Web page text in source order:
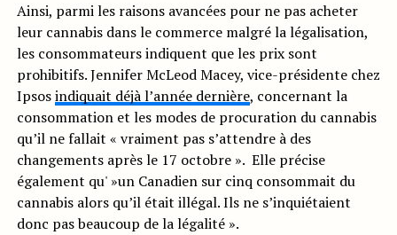
Ainsi, parmi les raisons avancées pour ne pas acheter
leur cannabis dans le commerce malgré la légalisation,
les consommateurs indiquent que les prix sont
prohibitifs. Jennifer McLeod Macey, vice-présidente chez
Ipsosindiquait déjà l’année dernière, concernant la
consommation et les modes de procuration du cannabis
qu’il ne fallait « vraiment pas s’attendre à des
changements après le 17 octobre ». Elle précise
également qu' »un Canadien sur cinq consommait du
cannabis alors qu’il était illégal. Ils ne s’inquiétaient
donc pas beaucoup de la légalité ».